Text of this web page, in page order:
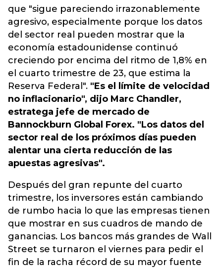
que "sigue pareciendo irrazonablemente
agresivo, especialmente porque los datos
del sector real pueden mostrar que la
economía estadounidense continuó
creciendo por encima del ritmo de 1,8% en
el cuarto trimestre de 23, que estima la
Reserva Federal". "Es el límite de velocidad
no inflacionario", dijo Marc Chandler,
estratega jefe de mercado de
Bannockburn Global Forex. "Los datos del
sector real de los próximos días pueden
alentar una cierta reducción de las
apuestas agresivas".
Después del gran repunte del cuarto
trimestre, los inversores están cambiando
de rumbo hacia lo que las empresas tienen
que mostrar en sus cuadros de mando de
ganancias. Los bancos más grandes de Wall
Street se turnaron el viernes para pedir el
fin de la racha récord de su mayor fuente